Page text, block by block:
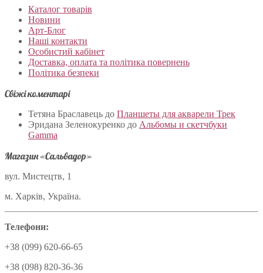
Каталог товарів
Новини
Арт-Блог
Наші контакти
Особистий кабінет
Доставка, оплата та політика повернень
Політика безпеки
Свіжі коментарі
Тетяна Браславець до Планшеты для акварели Трек
Эридана Зеленокуренко до Альбомы и скетчбуки
Gamma
Магазин «Сальвадор»
вул. Мистецтв, 1
м. Харків, Україна.
Телефони:
+38 (099) 620-66-65
+38 (098) 820-36-36